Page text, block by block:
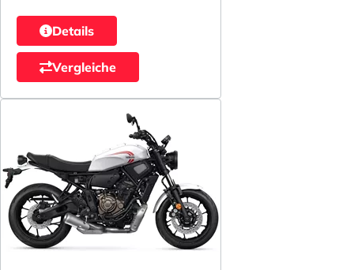
Details
Vergleiche